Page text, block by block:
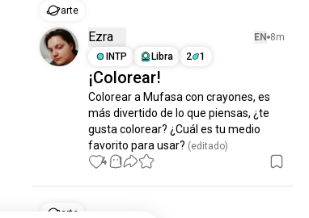
arte
Ezra EN 8m
INTP
Libra 2 1
¡Colorear!
Colorear a Mufasa con crayones, es
más divertido de lo que piensas, ¿te
gusta colorear? ¿Cuál es tu medio
favorito para usar? (editado)
4 1
arte